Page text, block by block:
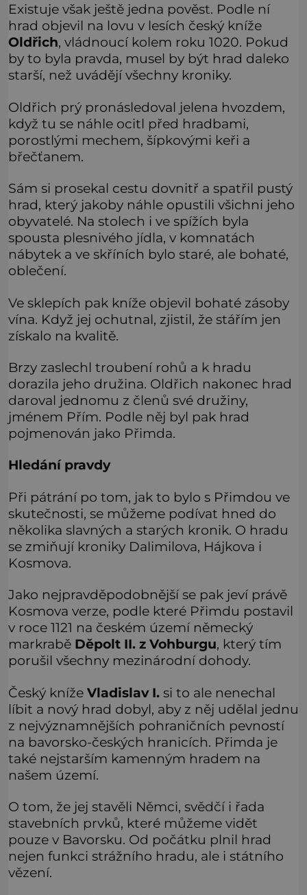
Existuje však ještě jedna pověst. Podle ní
hrad objevil na lovu v lesích český kníže
Oldřich, vládnoucí kolem roku 1020. Pokud
by to byla pravda, musel by být hrad daleko
starší, než uvádějí všechny kroniky.
Oldřich prý pronásledoval jelena hvozdem,
když tu se náhle ocitl před hradbami,
porostlými mechem, šípkovými keři a
břečťanem.
Sám si prosekal cestu dovnitř a spatřil pustý
hrad, který jakoby náhle opustili všichni jeho
obyvatelé. Na stolech i ve spížích byla
spousta plesnivého jídla, v komnatách
nábytek a ve skříních bylo staré, ale bohaté,
oblečení.
Ve sklepích pak kníže objevil bohaté zásoby
vína. Když jej ochutnal, zjistil, že stářím jen
získalo na kvalitě.
Brzy zaslechl troubení rohů a k hradu
dorazila jeho družina. Oldřich nakonec hrad
daroval jednomu z členů své družiny,
jménem Přím. Podle něj byl pak hrad
pojmenován jako Přimda.
Hledání pravdy
Při pátrání po tom, jak to bylo s Přimdou ve
skutečnosti, se můžeme podívat hned do
několika slavných a starých kronik. O hradu
se zmiňují kroniky Dalimilova, Hájkova i
Kosmova.
Jako nejpravděpodobnější se pak jeví právě
Kosmova verze, podle které Přimdu postavil
v roce 1121 na českém území německý
markrabě Děpolt II. z Vohburgu, který tím
porušil všechny mezinárodní dohody.
Český kníže Vladislav I. si to ale nenechal
líbit a nový hrad dobyl, aby z něj udělal jednu
z nejvýznamnějších pohraničních pevností
na bavorsko-českých hranicích. Přimda je
také nejstarším kamenným hradem na
našem území.
O tom, že jej stavěli Němci, svědčí i řada
stavebních prvků, které můžeme vidět
pouze v Bavorsku. Od počátku plnil hrad
nejen funkci strážního hradu, ale i státního
vězení.